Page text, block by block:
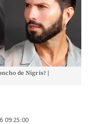
de Nigris? |
09:25:00